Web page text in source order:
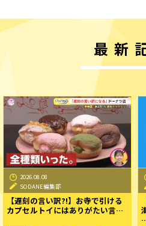
最新
2026.08.08
SODANE編集部
【遅刻の言い訳?!】お寺で引ける
カプセルトイにはありがたい言…